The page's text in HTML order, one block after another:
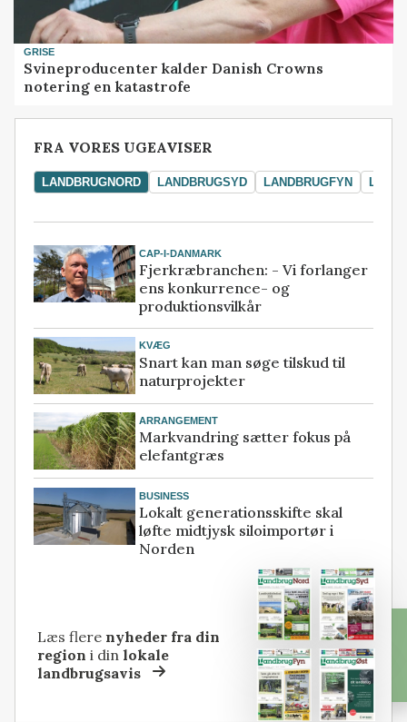
GRISE
Svineproducenter kalder Danish Crowns
notering en katastrofe
FRA VORES UGEAVISER
LANDBRUGNORD LANDBRUGSYD LANDBRUGFYN
CAP-I-DANMARK
Fjerkræbranchen: - Vi forlanger
ens konkurrence- og
produktionsvilkår
KVÆG
Snart kan man søge tilskud til
naturprojekter
ARRANGEMENT
Markvandring sætter fokus på
elefantgræs
BUSINESS
Lokalt generationsskifte skal
løfte midtjysk siloimportør i
Norden
Læs flere nyheder fra din
region i dinlokale
landbrugsavis